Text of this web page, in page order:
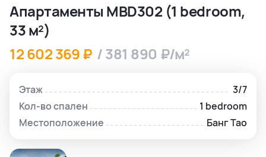
Апартаменты MBD302 (1 bedroom,
33 м²)
12 602 369 ₽ / 381 890 ₽/м²
Этаж
3/7
Кол-во спален
1 bedroom
Местоположение
Банг Тао